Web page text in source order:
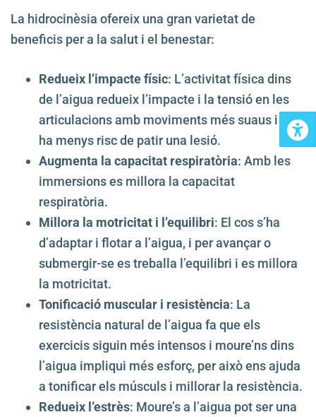
La hidrocinèsia ofereix una gran varietat de
beneficis per a la salut i el benestar:
Redueix l’impacte físic: L’activitat física dins
de l’aigua redueix l’impacte i la tensió en les
articulacions amb moviments més suaus i hi
ha menys risc de patir una lesió.
Augmenta la capacitat respiratòria: Amb les
immersions es millora la capacitat
respiratòria.
Millora la motricitat i l’equilibri: El cos s’ha
d’adaptar i flotar a l’aigua, i per avançar o
submergir-se es treballa l’equilibri i es millora
la motricitat.
Tonificació muscular i resistència: La
resistència natural de l’aigua fa que els
exercicis siguin més intensos i moure’ns dins
l’aigua impliqui més esforç, per això ens ajuda
a tonificar els músculs i millorar la resistència.
Redueix l’estrès: Moure’s a l’aigua pot ser una